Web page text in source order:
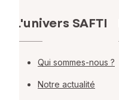
L'univers SAFTI
Qui sommes-nous ?
Notre actualité